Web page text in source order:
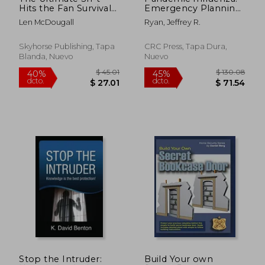
40%
dcto.
Hits the Fan Survival
Guide: How to Live
Through Any
Len McDougall
Skyhorse Publishing, Tapa
Blanda, Nuevo
Emergency Planning
and Community
Preparedness (en
Ryan, Jeffrey R.
CRC Press, Tapa Dura,
Nuevo
Stop the Intruder:
Build Your own